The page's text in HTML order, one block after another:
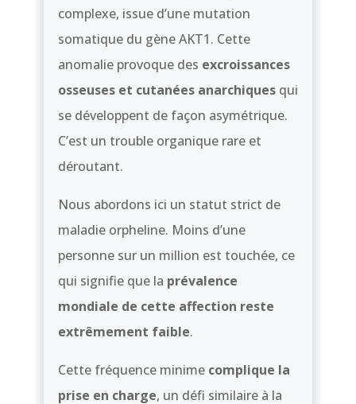
complexe, issue d’une mutation
somatique du gène AKT1. Cette
anomalie provoque des excroissances
osseuses et cutanées anarchiquesqui
se développent de façon asymétrique.
C’est un trouble organique rare et
déroutant.
Nous abordons ici un statut strict de
maladie orpheline. Moins d’une
personne sur un million est touchée, ce
qui signifie que la prévalence
mondiale de cette affection reste
extrêmement faible.
Cette fréquence minime complique la
prise en charge, un défi similaire à la